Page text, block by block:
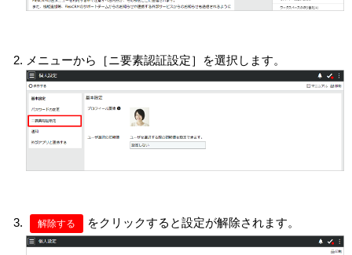
メニューから［ニ要素認証設定］を選択します。
解除する をクリックすると設定が解除されます。